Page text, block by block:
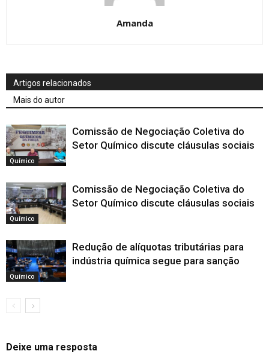
Amanda
Artigos relacionados
Mais do autor
Químico
Comissão de Negociação Coletiva do
Setor Químico discute cláusulas sociais
Químico
Comissão de Negociação Coletiva do
Setor Químico discute cláusulas sociais
Químico
Redução de alíquotas tributárias para
indústria química segue para sanção
Deixe uma resposta